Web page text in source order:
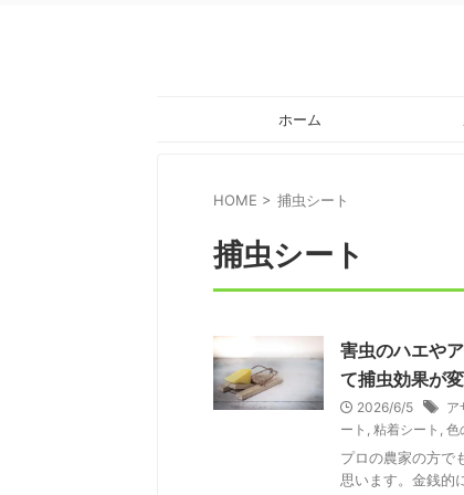
ホーム
HOME > 捕虫シート
捕虫シート
害虫のハエや
て捕虫効果が
2026/6/5 ア
ート , 粘着シート , 色
プロの農家の方で
思います。金銭的